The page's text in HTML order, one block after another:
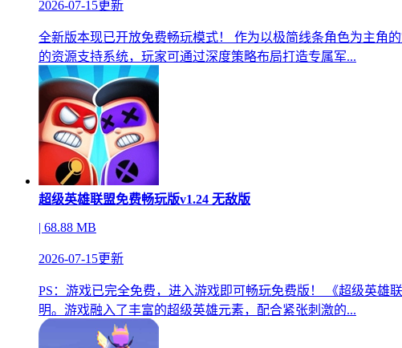
2026-07-15更新
全新版本现已开放免费畅玩模式！ 作为以极简线条角色为主角
的资源支持系统，玩家可通过深度策略布局打造专属军...
超级英雄联盟免费畅玩版v1.24 无敌版
| 68.88 MB
2026-07-15更新
PS：游戏已完全免费，进入游戏即可畅玩免费版！ 《超级英
明。游戏融入了丰富的超级英雄元素，配合紧张刺激的...